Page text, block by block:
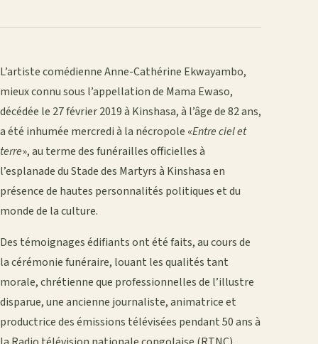
L’artiste comédienne Anne-Cathérine Ekwayambo,
mieux connu sous l’appellation de Mama Ewaso,
décédée le 27 février 2019 à Kinshasa, à l’âge de 82 ans,
a été inhumée mercredi à la nécropole «Entre ciel et
terre», au terme des funérailles officielles à
l’esplanade du Stade des Martyrs à Kinshasa en
présence de hautes personnalités politiques et du
monde de la culture.
Des témoignages édifiants ont été faits, au cours de
la cérémonie funéraire, louant les qualités tant
morale, chrétienne que professionnelles de l’illustre
disparue, une ancienne journaliste, animatrice et
productrice des émissions télévisées pendant 50 ans à